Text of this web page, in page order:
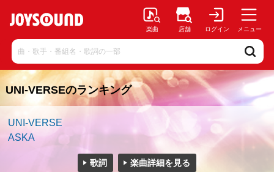
楽曲 店舗 ログイン メニュー
UNI-VERSEのランキング
UNI-VERSE
ASKA
歌詞 楽曲詳細を見る